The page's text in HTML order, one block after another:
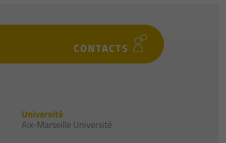
CONTACTS
Université
Aix-Marseille Université